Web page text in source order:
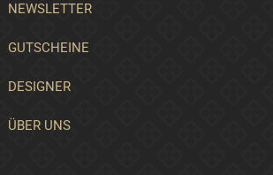
NEWSLETTER
GUTSCHEINE
DESIGNER
ÜBER UNS